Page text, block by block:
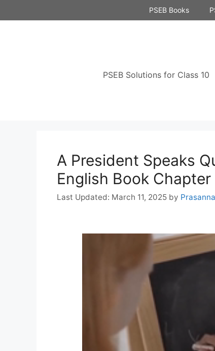
to
PSEB Books
PSEB Solutions for Class 10
A President Speaks
English Book
March 11, 2025 by Prasanna